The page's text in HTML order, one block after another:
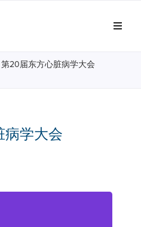
第20届东方心脏病学大会
病学大会